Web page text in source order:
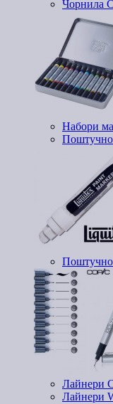
Чорнила
Набори
Лайнери
Лайнери